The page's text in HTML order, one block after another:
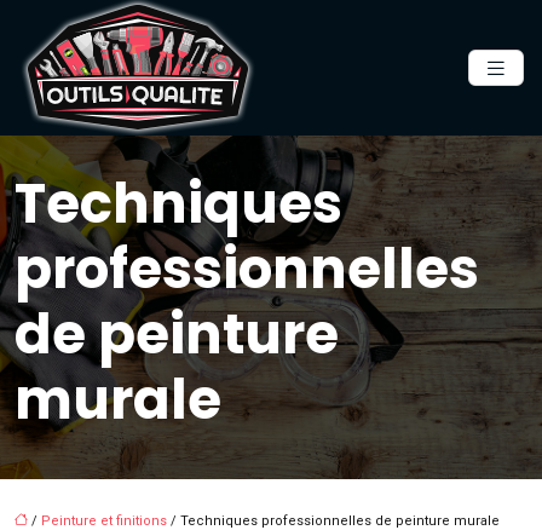
Techniques
professionnelles
de peinture
murale
/ Peinture et finitions / Techniques professionnelles de peinture murale